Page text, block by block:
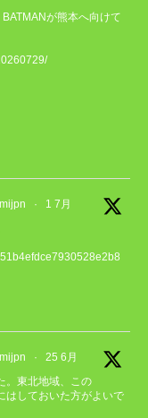
が熊本へ向けて
·
1 7月
·
25 6月
。東北地域、この
はしておいた方がよいで